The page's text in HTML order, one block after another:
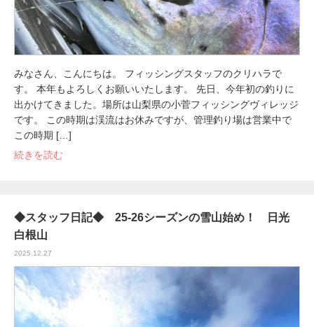
みなさん、こんにちは。 フィッシングスタッフのクリハラで
す。 本年もよろしくお願いいたします。 先日、今年初の釣りに
出かけてきました。場所は山梨県の小菅フィッシングヴィレッジ
です。 この時期は渓流はお休みですが、管理釣り場は営業中で
この時期 […]
続きを読む
◆スタッフ日記◆ 25-26シーズンの雪山始め！ 日光
白根山
2025.12.27